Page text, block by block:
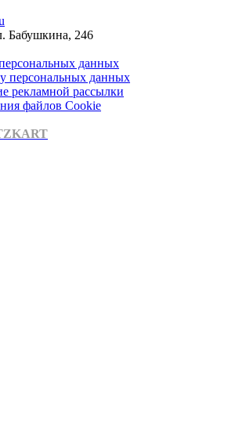
Бабушкина, 246
данных
персональных данных
рекламной рассылки
файлов Cookie